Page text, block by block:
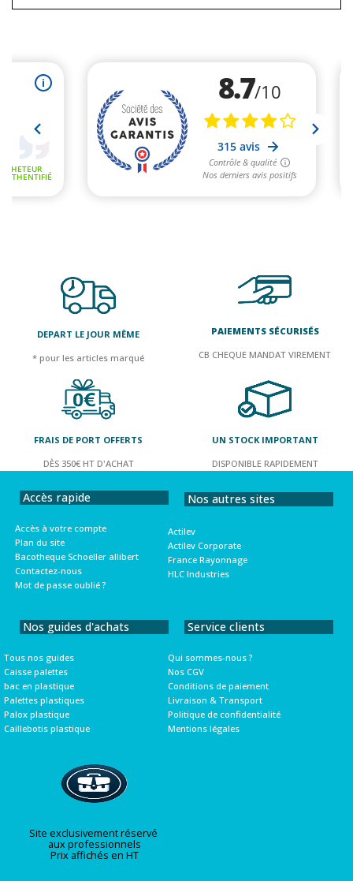
DEPART LE JOUR MÊME
* pour les articles marqué
PAIEMENTS SÉCURISÉS
CB CHEQUE MANDAT VIREMENT
FRAIS DE PORT OFFERTS
DÈS 350€ HT D'ACHAT
UN STOCK IMPORTANT
DISPONIBLE RAPIDEMENT
Accès rapide
Accès à votre compte
Plan du site
Bacotheque Schoeller allibert
Contactez-nous
Mot de passe oublié ?
Nos autres sites
Actilev
Actilev Corporate
France Rayonnage
HLC Industries
Nos guides d'achats
Tous nos guides
Caisse palettes
bac en plastique
Palettes plastiques
Palox plastique
Caillebotis plastique
Service clients
Qui sommes-nous ?
Nos CGV
Conditions de paiement
Livraison & Transport
Politique de confidentialité
Mentions légales
Site exclusivement réservé
aux professionnels
Prix affichés en HT